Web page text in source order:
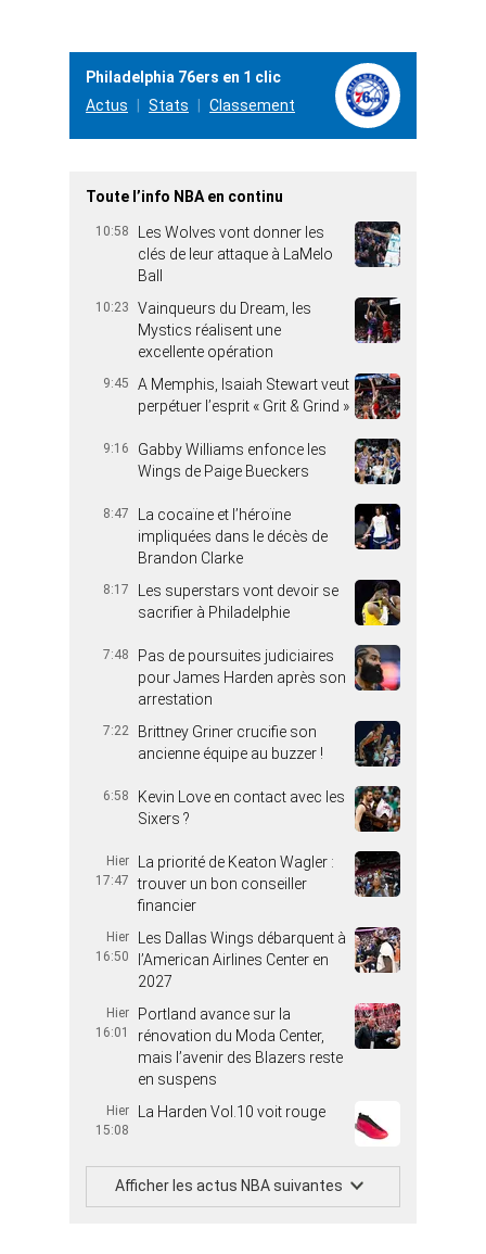
Philadelphia 76ers en 1 clic
Actus
Stats Classement
Toute l’info NBA en continu
10:58
Les Wolves vont donner les
clés de leur attaque à LaMelo
Ball
10:23
Vainqueurs du Dream, les
Mystics réalisent une
excellente opération
9:45
A Memphis, Isaiah Stewart veut
perpétuer l’esprit « Grit & Grind »
9:16
Gabby Williams enfonce les
Wings de Paige Bueckers
8:47
La cocaïne et l’héroïne
impliquées dans le décès de
Brandon Clarke
8:17
Les superstars vont devoir se
sacrifier à Philadelphie
7:48
Pas de poursuites judiciaires
pour James Harden après son
arrestation
7:22
Brittney Griner crucifie son
ancienne équipe au buzzer !
6:58
Kevin Love en contact avec les
Sixers ?
Hier
17:47
La priorité de Keaton Wagler :
trouver un bon conseiller
financier
Hier
16:50
Les Dallas Wings débarquent à
l’American Airlines Center en
2027
Hier
16:01
Portland avance sur la
rénovation du Moda Center,
mais l’avenir des Blazers reste
en suspens
Hier
15:08
La Harden Vol.10 voit rouge
Afficher les actus NBA suivantes